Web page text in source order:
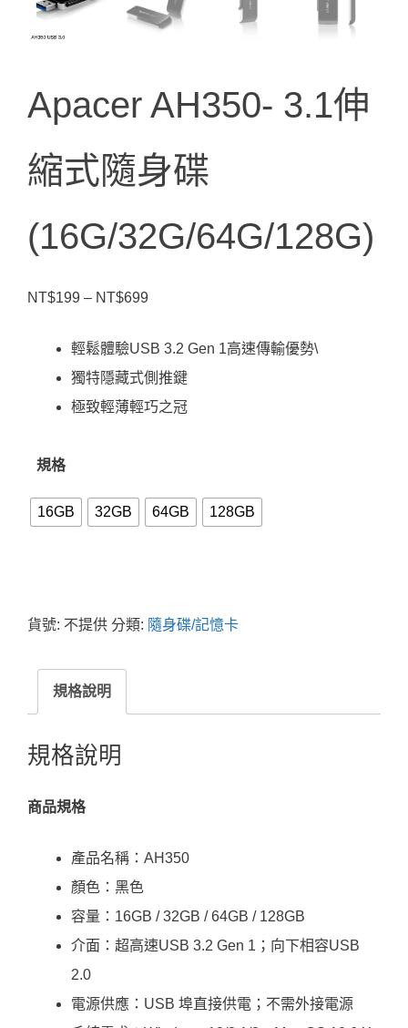
Apacer AH350- 3.1伸
縮式隨身碟
(16G/32G/64G/128G)
NT$199 – NT$699價
範
圍：
NT$199
輕鬆體驗USB 3.2 Gen 1高速傳輸優勢\
獨特隱藏式側推鍵
極致輕薄輕巧之冠
規格
16GB 32GB 64GB 128GB
貨號: 不提供 分類: 隨身碟/記憶卡
規格說明
規格說明
商品規格
產品名稱：AH350
顏色：黑色
容量：16GB / 32GB / 64GB / 128GB
介面：超高速USB 3.2 Gen 1；向下相容USB
2.0
電源供應：USB 埠直接供電；不需外接電源